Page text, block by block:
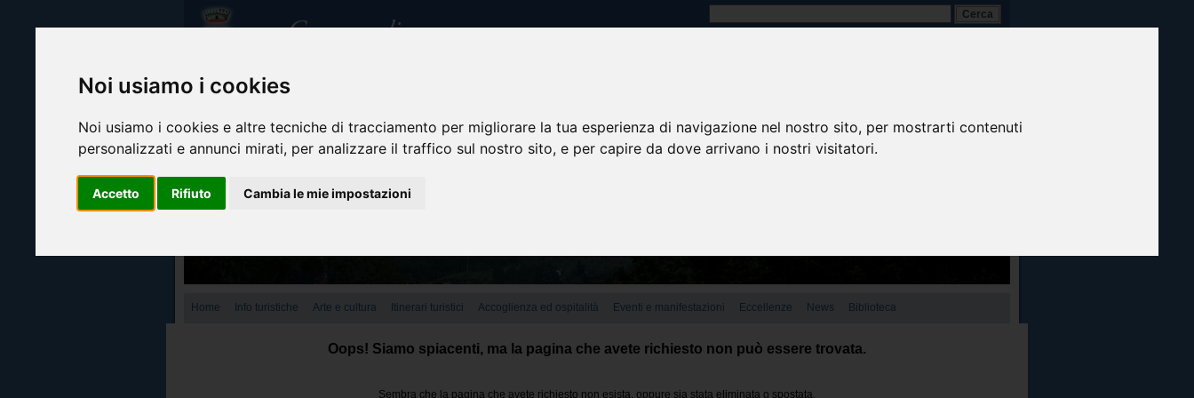
Noi usiamo i cookies
Noi usiamo i cookies e altre tecniche di tracciamento per migliorare la tua esperienza di navigazione nel nostro sito, per mostrarti contenuti
personalizzati e annunci mirati, per analizzare il traffico sul nostro sito, e per capire da dove arrivano i nostri visitatori.
Accetto Rifiuto Cambia le mie impostazioni
Home Info turistiche Arte e cultura Itinerari turistici Accoglienza ed ospitalità Eventi e manifestazioni Eccellenze News Biblioteca
Oops! Siamo spiacenti, ma la pagina che avete richiesto non può essere trovata.
Sembra che la pagina che avete richiesto non esista, oppure sia stata eliminata o spostata.